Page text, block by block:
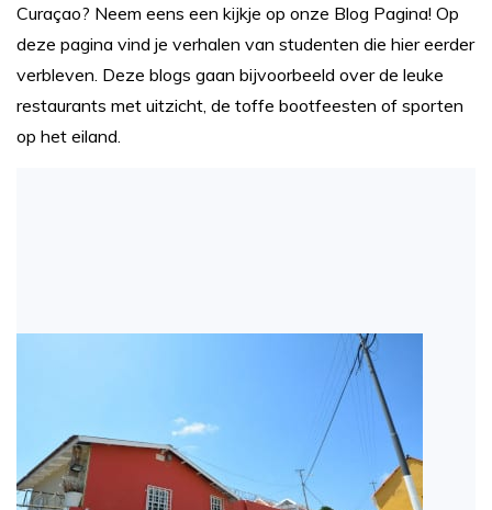
Curaçao? Neem eens een kijkje op onze Blog Pagina! Op
deze pagina vind je verhalen van studenten die hier eerder
verbleven. Deze blogs gaan bijvoorbeeld over de leuke
restaurants met uitzicht, de toffe bootfeesten of sporten
op het eiland.